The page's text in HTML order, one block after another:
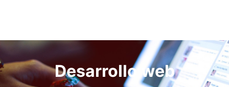
Desarrollo web